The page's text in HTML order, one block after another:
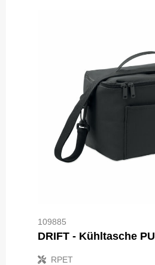
109885
DRIFT - Kühltasche PU
RPET